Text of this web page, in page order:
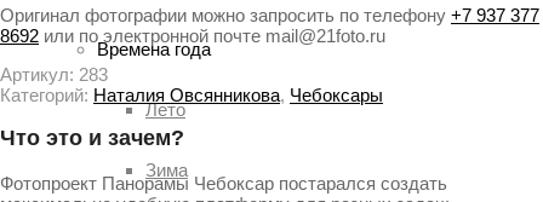
Времена года
Лето
Зима
Оригинал фотографии можно запросить по телефону +7 937 377
8692 или по электронной почте mail@21foto.ru
Артикул: 283
Категорий: Наталия Овсянникова, Чебоксары
Что это и зачем?
Фотопроект Панорамы Чебоксар постарался создать